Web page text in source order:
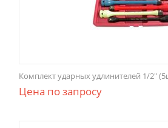
Комплект ударных удлинителей 1/2"
Цена по запросу